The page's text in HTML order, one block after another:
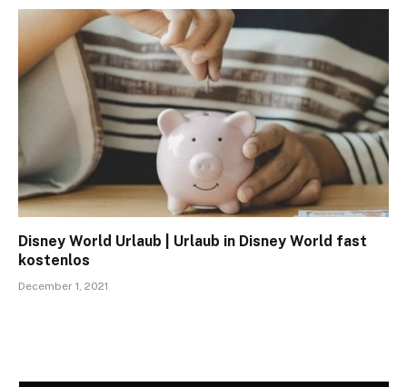
Disney World Urlaub | Urlaub in Disney World fast
kostenlos
December 1, 2021